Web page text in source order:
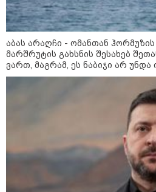
12:46 / 07-08-2026
ოკუპირებულ აფხაზეთში
დეფიციტია,
შეზღუდვა საწვავის
ინფორმაციას
კვლევის ინსტიტუტი“
14:23 /
ომთან
არის
აბას არაღჩი - ომანთან
მარშრუტის გახსნის შესახებ
ვართ, მაგრამ, ეს ნაბიჯი არ უნდა
როგორც ჰორმუზის სრუტის